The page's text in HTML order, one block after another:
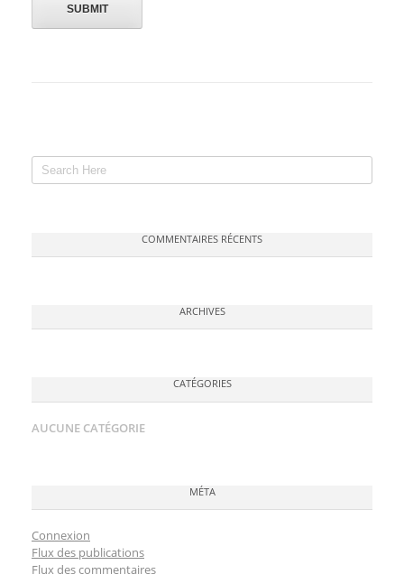
COMMENTAIRES RÉCENTS
ARCHIVES
CATÉGORIES
AUCUNE CATÉGORIE
MÉTA
Connexion
Flux des publications
Flux des commentaires